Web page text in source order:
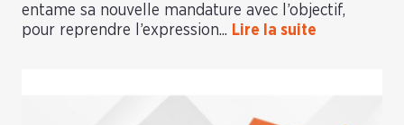
entame sa nouvelle mandature avec l’objectif,
pour reprendre l’expression... Lire la suite